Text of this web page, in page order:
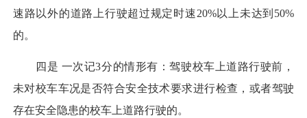
速路以外的道路上行驶超过规定时速20%以上未达到50%
的。
四是 一次记3分的情形有：驾驶校车上道路行驶前，
未对校车车况是否符合安全技术要求进行检查，或者驾驶
存在安全隐患的校车上道路行驶的。